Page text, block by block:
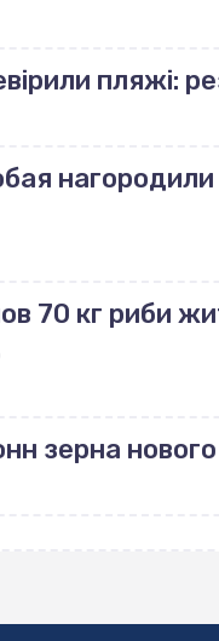
пляжі:
70 кг риби
зерна